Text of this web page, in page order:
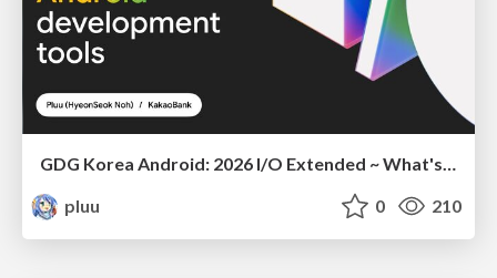
GDG Korea Android: 2026 I/O Extended ~ What's new in Android development tools
pluu
0 210